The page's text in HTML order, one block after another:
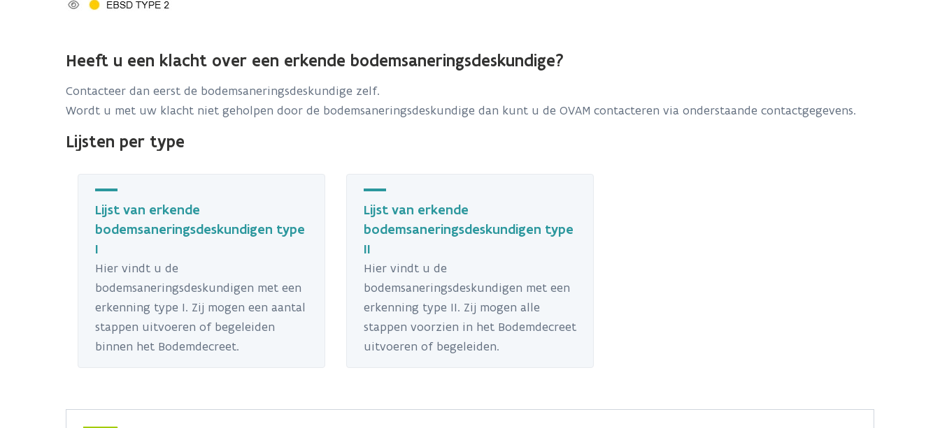
Heeft u een klacht over een erkende bodemsaneringsdeskundige?
Contacteer dan eerst de bodemsaneringsdeskundige zelf.
Wordt u met uw klacht niet geholpen door de bodemsaneringsdeskundige dan kunt u de OVAM contacteren via onderstaande contactgegevens.
Lijsten per type
Lijst van erkende
bodemsaneringsdeskundigen type
I
Hier vindt u de
bodemsaneringsdeskundigen met een
erkenning type I. Zij mogen een aantal
stappen uitvoeren of begeleiden
binnen het Bodemdecreet.
Lijst van erkende
bodemsaneringsdeskundigen type
II
Hier vindt u de
bodemsaneringsdeskundigen met een
erkenning type II. Zij mogen alle
stappen voorzien in het Bodemdecreet
uitvoeren of begeleiden.